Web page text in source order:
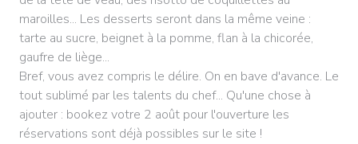
maroilles... Les desserts seront dans la même veine :
tarte au sucre, beignet à la pomme, flan à la chicorée,
gaufre de liège...
Bref, vous avez compris le délire. On en bave d'avance. Le
tout sublimé par les talents du chef... Qu'une chose à
ajouter : bookez votre 2 août pour l'ouverture les
réservations sont déjà possibles sur le site !